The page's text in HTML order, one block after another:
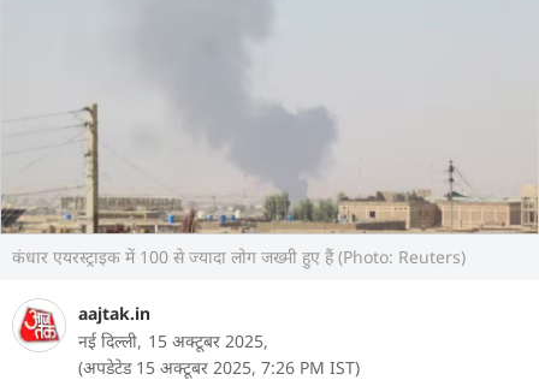
कंधार एयरस्ट्राइक में 100 से ज्यादा लोग जख्मी हुए हैं (Photo: Reuters)
aajtak.in
नई दिल्ली, 15 अक्टूबर 2025,
(अपडेटेड 15 अक्टूबर 2025, 7:26 PM IST)